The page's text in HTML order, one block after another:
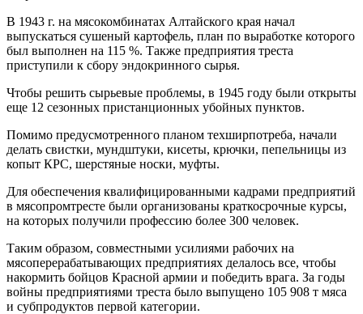
В 1943 г. на мясокомбинатах Алтайского края начал
выпускаться сушеный картофель, план по выработке которого
был выполнен на 115 %. Также предприятия треста
приступили к сбору эндокринного сырья.
Чтобы решить сырьевые проблемы, в 1945 году были открыты
еще 12 сезонных пристанционных убойных пунктов.
Помимо предусмотренного планом техширпотреба, начали
делать свистки, мундштуки, кисеты, крючки, пепельницы из
копыт КРС, шерстяные носки, муфты.
Для обеспечения квалифицированными кадрами предприятий
в мясопромтресте были организованы краткосрочные курсы,
на которых получили профессию более 300 человек.
Таким образом, совместными усилиями рабочих на
мясоперерабатывающих предприятиях делалось все, чтобы
накормить бойцов Красной армии и победить врага. За годы
войны предприятиями треста было выпущено 105 908 т мяса
и субпродуктов первой категории.